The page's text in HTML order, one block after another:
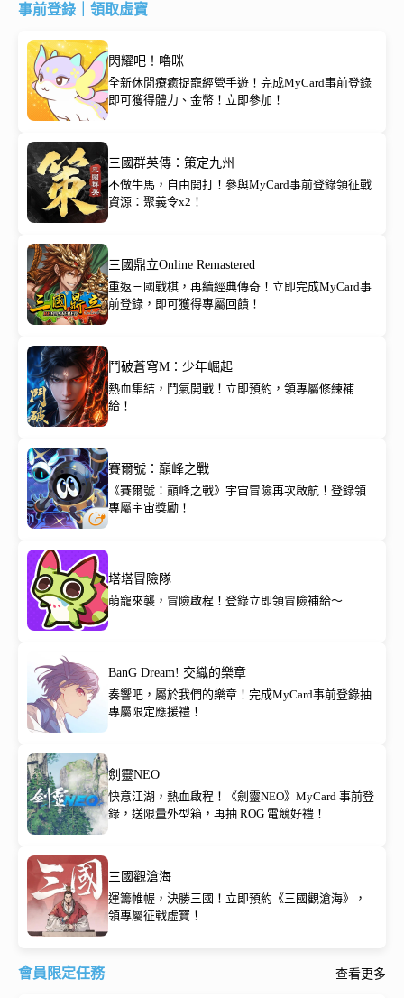
事前登錄｜領取虛寶
閃耀吧！嚕咪
全新休閒療癒捉寵經營手遊！完成MyCard事前登錄
即可獲得體力、金幣！立即參加！
三國群英傳：策定九州
不做牛馬，自由開打！參與MyCard事前登錄領征戰
資源：聚義令x2！
三國鼎立Online Remastered
重返三國戰棋，再續經典傳奇！立即完成MyCard事
前登錄，即可獲得專屬回饋！
鬥破蒼穹M：少年崛起
熱血集結，鬥氣開戰！立即預約，領專屬修練補
給！
賽爾號：巔峰之戰
《賽爾號：巔峰之戰》宇宙冒險再次啟航！登錄領
專屬宇宙獎勵！
塔塔冒險隊
萌寵來襲，冒險啟程！登錄立即領冒險補給～
BanG Dream! 交織的樂章
奏響吧，屬於我們的樂章！完成MyCard事前登錄抽
專屬限定應援禮！
劍靈NEO
快意江湖，熱血啟程！《劍靈NEO》MyCard 事前登
錄，送限量外型箱，再抽 ROG 電競好禮！
三國觀滄海
運籌帷幄，決勝三國！立即預約《三國觀滄海》，
領專屬征戰虛寶！
會員限定任務 查看更多